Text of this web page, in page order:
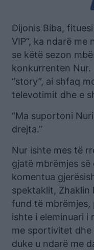
Dijonis Biba,
VIP”, ka ndarë
se këtë sezon
konkurrenten
“story”, ai shfaq
televotimit dhe e
“Ma suportoni
drejta.”
Nur ishte mes të
gjatë mbrëmjes së
komentua
spektaklit, Zhaklin
fund të mbrëmjes,
ishte i eleminuari i
me sportivitet
duke u ndarë me